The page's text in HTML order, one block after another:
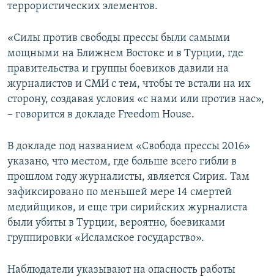
террористических элементов.
«Силы против свободы прессы были самыми
мощными на Ближнем Востоке и в Турции, где
правительства и группы боевиков давили на
журналистов и СМИ с тем, чтобы те встали на их
сторону, создавая условия «с нами или против нас»,
– говорится в докладе Freedom House.
В докладе под названием «Свобода прессы 2016»
указано, что местом, где больше всего гибли в
прошлом году журналисты, является Сирия. Там
зафиксировано по меньшей мере 14 смертей
медийщиков, и еще три сирийских журналиста
были убиты в Турции, вероятно, боевиками
группировки «Исламское государство».
Наблюдатели указывают на опасность работы